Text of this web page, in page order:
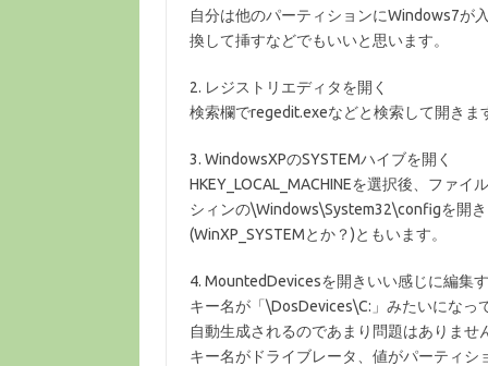
自分は他のパーティションにWindows7が
換して挿すなどでもいいと思います。
2. レジストリエディタを開く
検索欄でregedit.exeなどと検索して開きま
3. WindowsXPのSYSTEMハイブを開く
HKEY_LOCAL_MACHINEを選択後、ファ
シィンの\Windows\System32\configを開
(WinXP_SYSTEMとか？)ともいます。
4. MountedDevicesを開きいい感じに編集
キー名が「\DosDevices\C:」みたいになっ
自動生成されるのであまり問題はありませ
キー名がドライブレータ、値がパーティ